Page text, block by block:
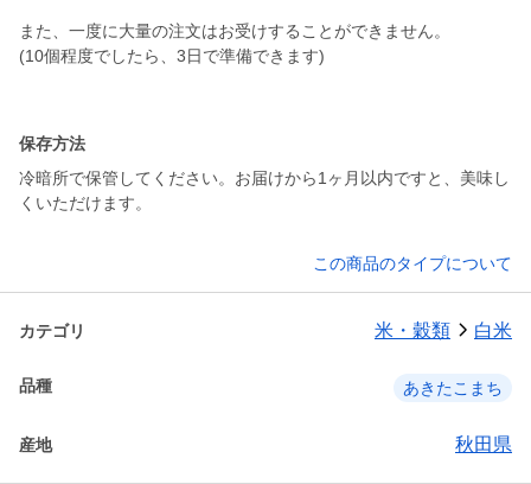
また、一度に大量の注文はお受けすることができません。
(10個程度でしたら、3日で準備できます)
保存方法
冷暗所で保管してください。お届けから1ヶ月以内ですと、美味し
くいただけます。
この商品のタイプについて
カテゴリ 米・穀類 白米
品種 あきたこまち
産地 秋田県